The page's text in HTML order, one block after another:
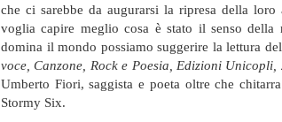
che ci sarebbe da augurarsi la ripresa della
voglia capire meglio cosa è stato il senso della
domina il mondo possiamo suggerire la lettura
voce, Canzone, Rock e Poesia, Edizioni
Umberto Fiori, saggista e poeta oltre che
Stormy Six.